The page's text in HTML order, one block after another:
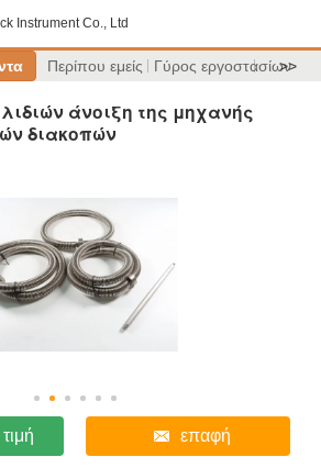
Instrument Co., Ltd
Περίπου εμείς Γύρος εργοστασίων
>>
άνοιξη της μηχανής
διακοπών
επαφή